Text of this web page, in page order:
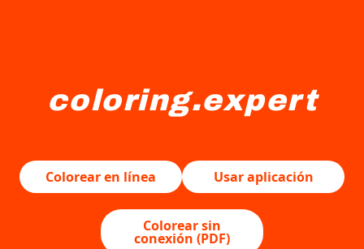
coloring.expert
Colorear en línea
Usar aplicación
Colorear sin
conexión (PDF)